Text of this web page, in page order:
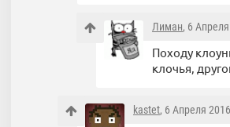
Лиман, 6
Походу
клочья,
kastet, 6 Апреля